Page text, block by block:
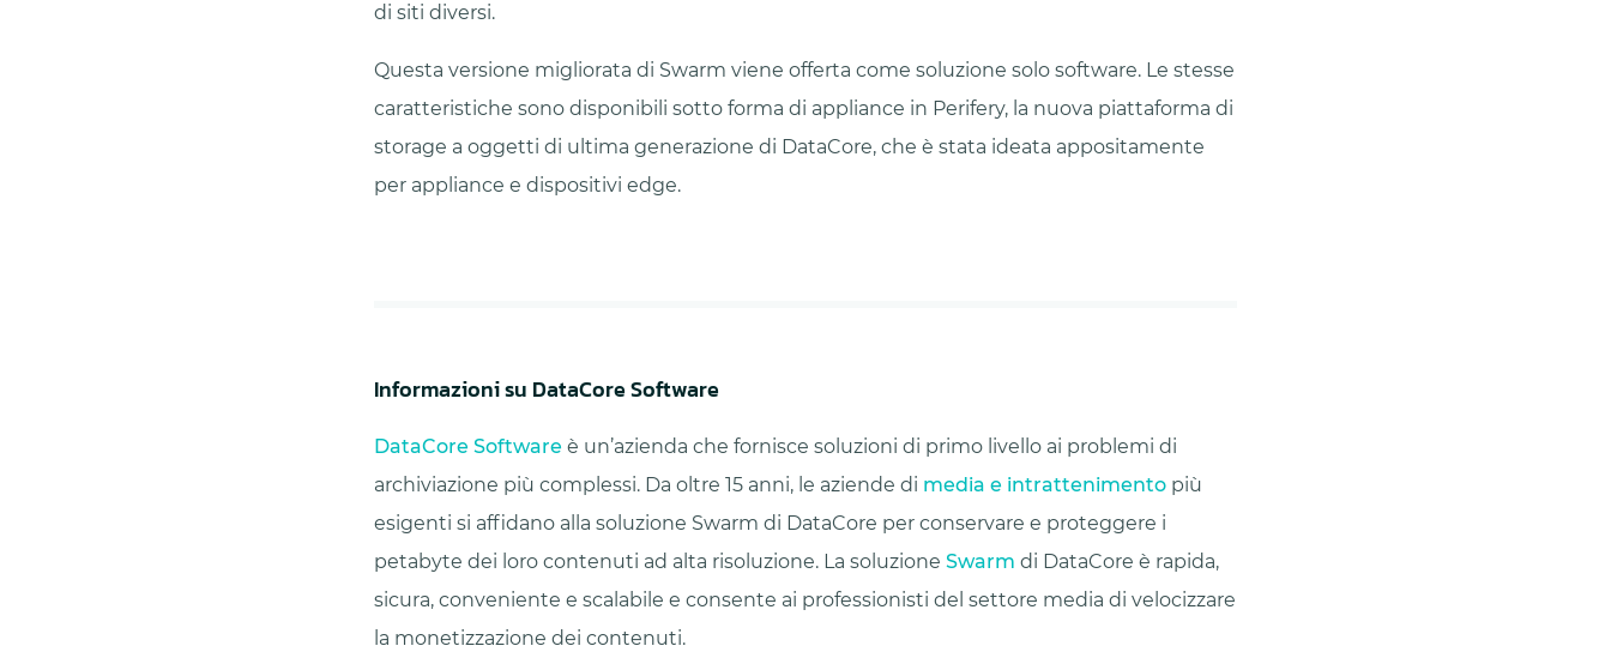
di siti diversi.
Questa versione migliorata di Swarm viene offerta come soluzione solo software. Le stesse
caratteristiche sono disponibili sotto forma di appliance in Perifery, la nuova piattaforma di
storage a oggetti di ultima generazione di DataCore, che è stata ideata appositamente
per appliance e dispositivi edge.
Informazioni su DataCore Software
DataCore Software è un’azienda che fornisce soluzioni di primo livello ai problemi di
archiviazione più complessi. Da oltre 15 anni, le aziende di media e intrattenimentopiù
esigenti si affidano alla soluzione Swarm di DataCore per conservare e proteggere i
petabyte dei loro contenuti ad alta risoluzione. La soluzione Swarm di DataCore è rapida,
sicura, conveniente e scalabile e consente ai professionisti del settore media di velocizzare
la monetizzazione dei contenuti.